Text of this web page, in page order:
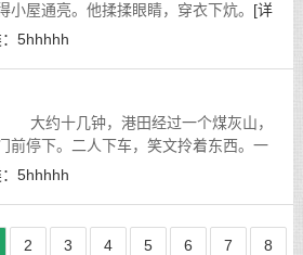
小屋通亮。他揉揉眼睛，穿衣下炕。 [详
5hhhhh
约十几钟，港田经过一个煤灰山，
前停下。二人下车，笑文拎着东西。一
很简陋的。院里有一所草房，在周围砖
5hhhhh
2 3 4 5 6 7 8